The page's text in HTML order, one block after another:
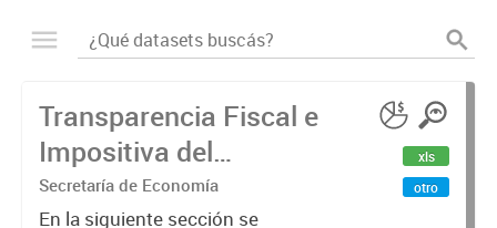
Transparencia Fiscal e
Impositiva del
Municipio. Año 2023
Secretaría de Economía
En la siguiente sección se
xls
otro